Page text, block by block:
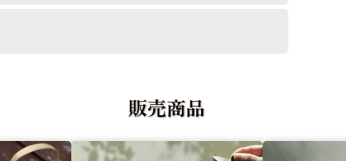
販売商品